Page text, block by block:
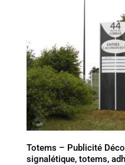
Totems – Publicité
signalétique, totems,